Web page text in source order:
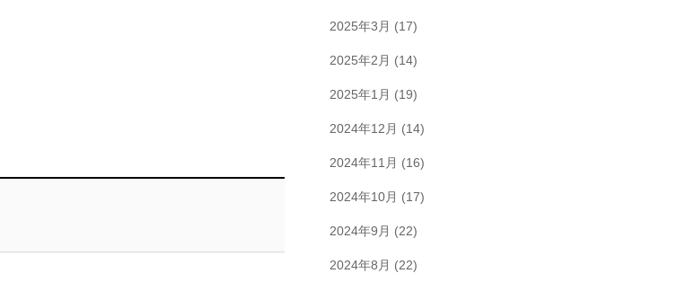
2025年3月 (17)
2025年2月 (14)
2025年1月 (19)
2024年12月 (14)
2024年11月 (16)
2024年10月 (17)
2024年9月 (22)
2024年8月 (22)